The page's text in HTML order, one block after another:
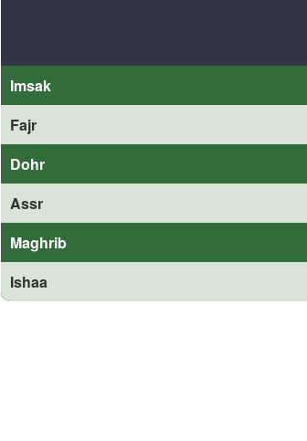
Imsak
Fajr
Dohr
Assr
Maghrib
Ishaa